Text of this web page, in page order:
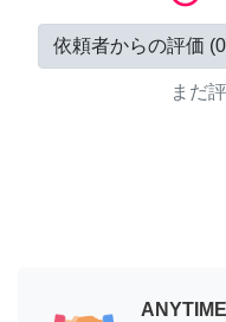
依頼者からの評価 (0
まだ